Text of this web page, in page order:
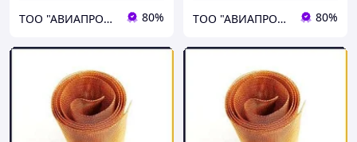
ТОО "АВИАПРОМСТАЛЬ" 80% ТОО "АВИАПРОМСТАЛЬ" 80%